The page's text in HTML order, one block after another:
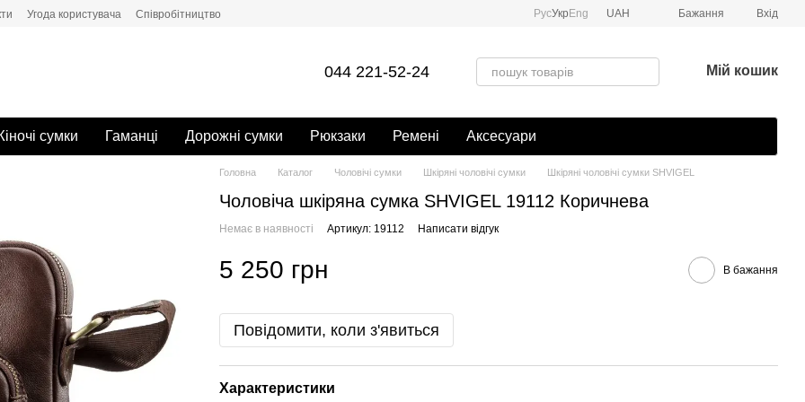
Угода користувача Cпівробітництво РусУкр Eng UAH Бажання Вхід
044 221-52-24 Мій кошик
сумки Гаманці Дорожні сумки Рюкзаки Ремені Аксесуари
Головна Каталог Чоловічі сумки Шкіряні чоловічі сумки Шкіряні чоловічі сумки SHVIGEL
Чоловіча шкіряна сумка SHVIGEL 19112 Коричнева
Немає в наявності Артикул: 19112 Написати відгук
5 250 грн В бажання
Повідомити, коли з'явиться
Характеристики